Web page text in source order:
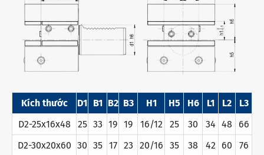
Kích thước D1 B1 B2 B3 H1 H5 H6 L1 L2
L3
D2-25x16x48
25 33 19 19 16/12 25 30 34 48
66
D2-30x20x60 30 35 17 23 20/16 35 38 42 60
76